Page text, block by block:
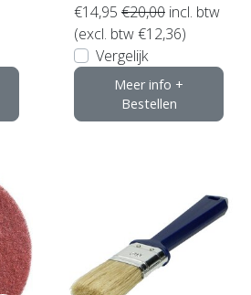
€14,95 €20,00 incl. btw
(excl. btw €12,36)
Vergelijk
Meer info +
Bestellen